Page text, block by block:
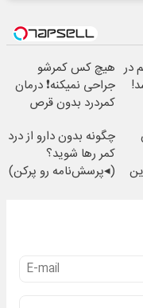
در هیچ کس کمرشو
جراحی نمیکنه❗ درمان
کمردرد بدون قرص
چگونه بدون دارو از درد
کمر رها شوید؟
(◂پرسش‌نامه رو پرکن)